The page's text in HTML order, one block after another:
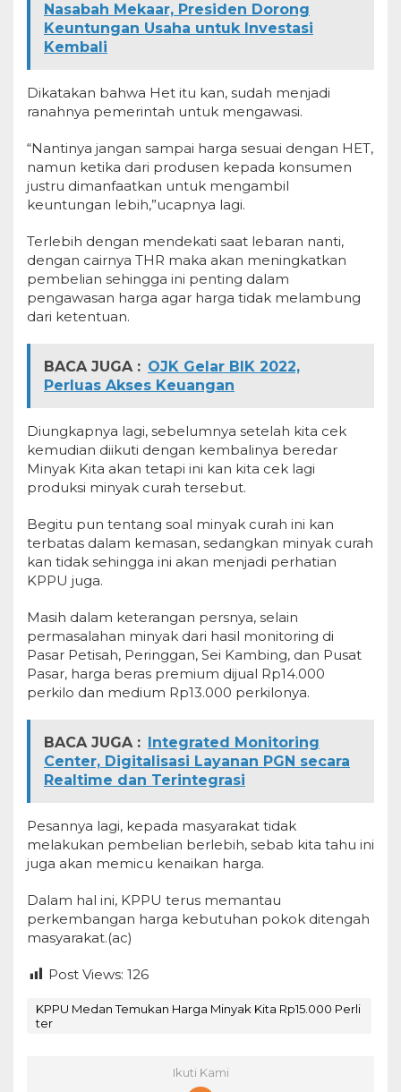
Nasabah Mekaar, Presiden Dorong
Keuntungan Usaha untuk Investasi
Kembali
Dikatakan bahwa Het itu kan, sudah menjadi
ranahnya pemerintah untuk mengawasi.
“Nantinya jangan sampai harga sesuai dengan HET,
namun ketika dari produsen kepada konsumen
justru dimanfaatkan untuk mengambil
keuntungan lebih,”ucapnya lagi.
Terlebih dengan mendekati saat lebaran nanti,
dengan cairnya THR maka akan meningkatkan
pembelian sehingga ini penting dalam
pengawasan harga agar harga tidak melambung
dari ketentuan.
BACA JUGA : OJK Gelar BIK 2022,
Perluas Akses Keuangan
Diungkapnya lagi, sebelumnya setelah kita cek
kemudian diikuti dengan kembalinya beredar
Minyak Kita akan tetapi ini kan kita cek lagi
produksi minyak curah tersebut.
Begitu pun tentang soal minyak curah ini kan
terbatas dalam kemasan, sedangkan minyak curah
kan tidak sehingga ini akan menjadi perhatian
KPPU juga.
Masih dalam keterangan persnya, selain
permasalahan minyak dari hasil monitoring di
Pasar Petisah, Peringgan, Sei Kambing, dan Pusat
Pasar, harga beras premium dijual Rp14.000
perkilo dan medium Rp13.000 perkilonya.
BACA JUGA : Integrated Monitoring
Center, Digitalisasi Layanan PGN secara
Realtime dan Terintegrasi
Pesannya lagi, kepada masyarakat tidak
melakukan pembelian berlebih, sebab kita tahu ini
juga akan memicu kenaikan harga.
Dalam hal ini, KPPU terus memantau
perkembangan harga kebutuhan pokok ditengah
masyarakat.(ac)
Post Views: 126
KPPU Medan Temukan Harga Minyak Kita Rp15.000 Perli
ter
Ikuti Kami